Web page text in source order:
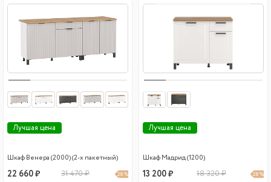
Лучшая цена
Шкаф Венера (2000) (2-х пакетный)
22 660 ₽ 31 470 ₽ 28 %
Лучшая цена
Шкаф Мадрид (1200)
13 200 ₽ 18 320 ₽ 28 %